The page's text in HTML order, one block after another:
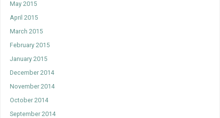
May 2015
April 2015
March 2015
February 2015
January 2015
December 2014
November 2014
October 2014
September 2014